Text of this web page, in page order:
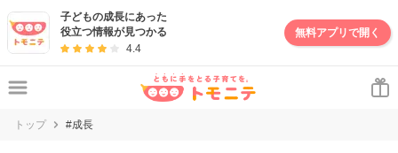
子どもの成長にあった
役立つ情報が見つかる
4.4
無料アプリで開く
トップ #成長